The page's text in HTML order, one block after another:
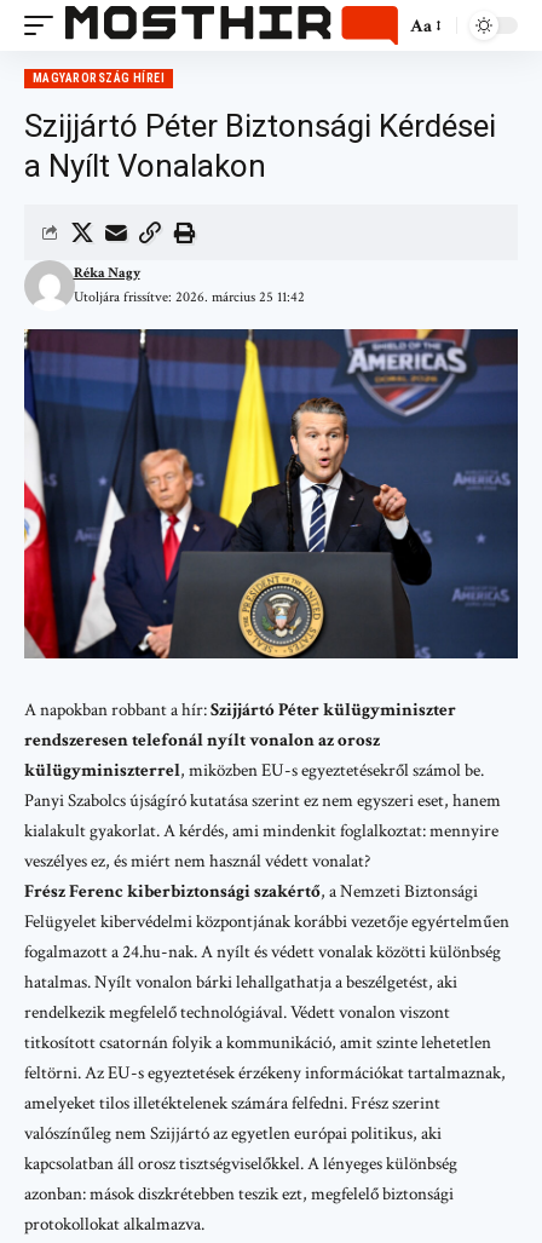
Aa
MAGYARORSZÁG HÍREI
Szijjártó Péter Biztonsági Kérdései
a Nyílt Vonalakon
Utoljára frissítve: 2026. március 25 11:42
Réka Nagy
A napokban robbant a hír:Szijjártó Péter külügyminiszter
rendszeresen telefonál nyílt vonalon az orosz
külügyminiszterrel, miközben EU-s egyeztetésekről számol be.
Panyi Szabolcs újságírókutatása szerint ez nem egyszeri eset, hanem
kialakult gyakorlat. A kérdés, ami mindenkit foglalkoztat: mennyire
veszélyes ez, és miért nem használ védett vonalat?
Frész Ferenc kiberbiztonsági szakértő, a Nemzeti Biztonsági
Felügyelet kibervédelmi központjának korábbi vezetője egyértelműen
fogalmazott a24.hu-nak. A nyílt és védett vonalak közötti különbség
hatalmas. Nyílt vonalon bárki lehallgathatja a beszélgetést, aki
rendelkezik megfelelő technológiával. Védett vonalon viszont
titkosított csatornán folyik a kommunikáció, amit szinte lehetetlen
feltörni. Az EU-s egyeztetések érzékeny információkat tartalmaznak,
amelyeket tilos illetéktelenek számára felfedni. Frész szerint
valószínűleg nem Szijjártó az egyetlen európai politikus, aki
kapcsolatban áll orosz tisztségviselőkkel. A lényeges különbség
azonban: mások diszkrétebben teszik ezt, megfelelő biztonsági
protokollokat alkalmazva.